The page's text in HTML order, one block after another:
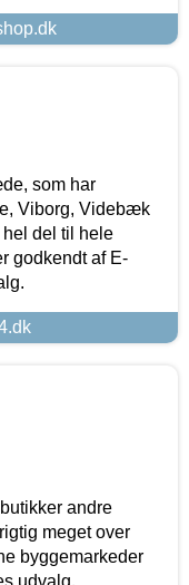
som har
Viborg, Videbæk
del til hele
godkendt af E-
andre
meget over
byggemarkeder
udvalg.